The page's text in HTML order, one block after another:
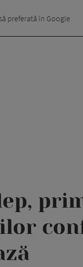
preferată în Google